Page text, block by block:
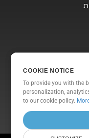
COOKIE NOTICE
To provide you with the
personalization,
toour cookie policy.
COOKIE NOTICE
To provide you with the
personalization,
to our cookie policy.